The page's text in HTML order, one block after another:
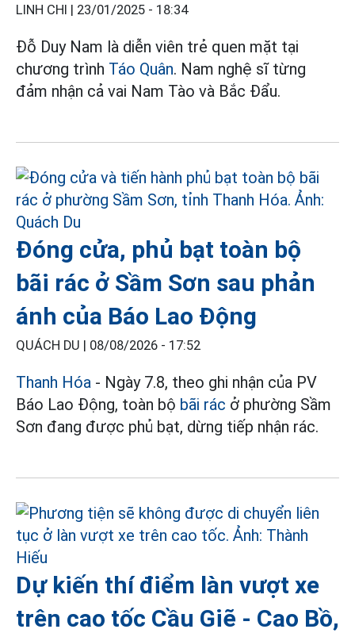
LINH CHI | 23/01/2025 - 18:34
Đỗ Duy Nam là diễn viên trẻ quen mặt tại
chương trình Táo Quân. Nam nghệ sĩ từng
đảm nhận cả vai Nam Tào và Bắc Đẩu.
Đóng cửa, phủ bạt toàn bộ
bãi rác ở Sầm Sơn sau phản
ánh của Báo Lao Động
QUÁCH DU | 08/08/2026 - 17:52
Thanh Hóa - Ngày 7.8, theo ghi nhận của PV
Báo Lao Động, toàn bộ bãi rác ở phường Sầm
Sơn đang được phủ bạt, dừng tiếp nhận rác.
Dự kiến thí điểm làn vượt xe
trên cao tốc Cầu Giẽ - Cao Bồ,